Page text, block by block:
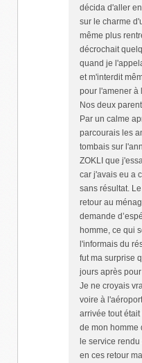
décida d'aller
sur le charme
même plus
décrochait
quand je
et m'interdit
pour l'amener à
Nos deux
Par un calme
parcourais les
tombais sur
ZOKLI que
car j'avais eu a
sans résultat.
retour au
demande
homme, ce qui
l'informais du
fut ma surprise
jours après
Je ne croyais
voire à
arrivée tout
de mon homme
le service rendu
en ces retour